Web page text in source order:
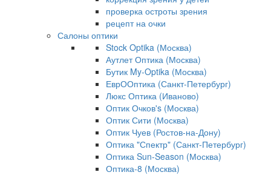
проверка остроты зрения
рецепт на очки
Салоны оптики
Stock Optika (Москва)
Аутлет Оптика (Москва)
Бутик My-Optika (Москва)
ЕврООптика (Санкт-Петербург)
Люкс Оптика (Иваново)
Оптик Очков's (Москва)
Оптик Сити (Москва)
Оптик Чуев (Ростов-на-Дону)
Оптика "Спектр" (Санкт-Петербург)
Оптика Sun-Season (Москва)
Оптика-8 (Москва)